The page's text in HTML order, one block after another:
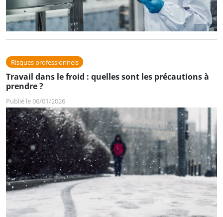
Risques professionnels
Travail dans le froid : quelles sont les précautions à
prendre ?
Publié le 06/01/2026